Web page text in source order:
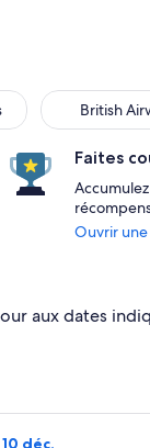
British
British Airways
Faites
Ouvrir une
aux dates
sam 29 août,
déc.
American